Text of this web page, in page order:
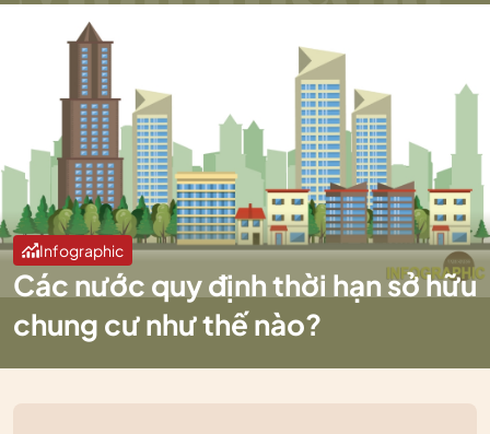
Infographic
Các nước quy định thời hạn sở hữu
chung cư như thế nào?